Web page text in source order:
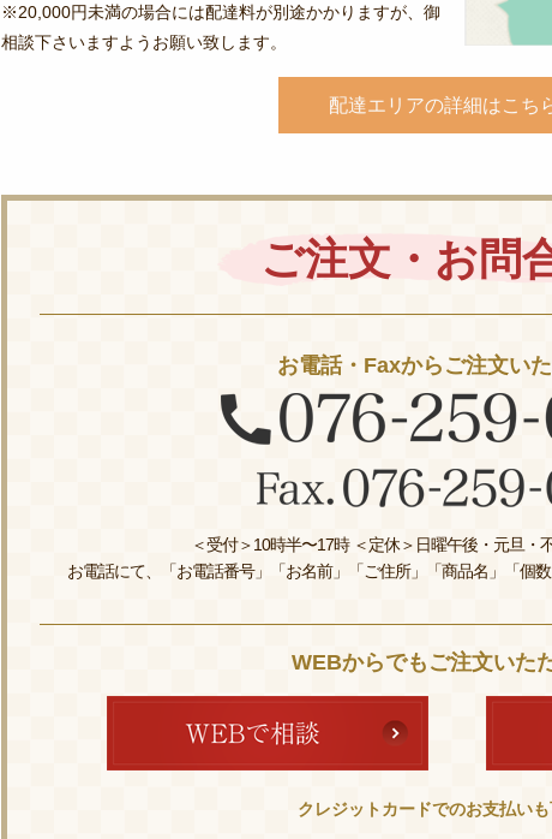
※20,000円未満の場合には配達料が別途かかりますが、御
相談下さいますようお願い致します。
配達エリアの詳細はこち
ご注文・お問
お電話・Faxからご注文い
＜受付＞10時半〜17時 ＜定休＞日曜午後・元旦・
お電話にて、「お電話番号」「お名前」「ご住所」「商品名」「個
WEBからでもご注文いた
クレジットカードでのお支払い